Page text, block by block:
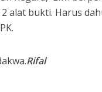
alat bukti. Harus
Rifal